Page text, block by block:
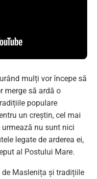
mulți vor începe să
merge să ardă o
populare
un creștin, cel mai
nu sunt nici
legate de arderea ei,
al Postului Mare.
Maslenița și tradițiile